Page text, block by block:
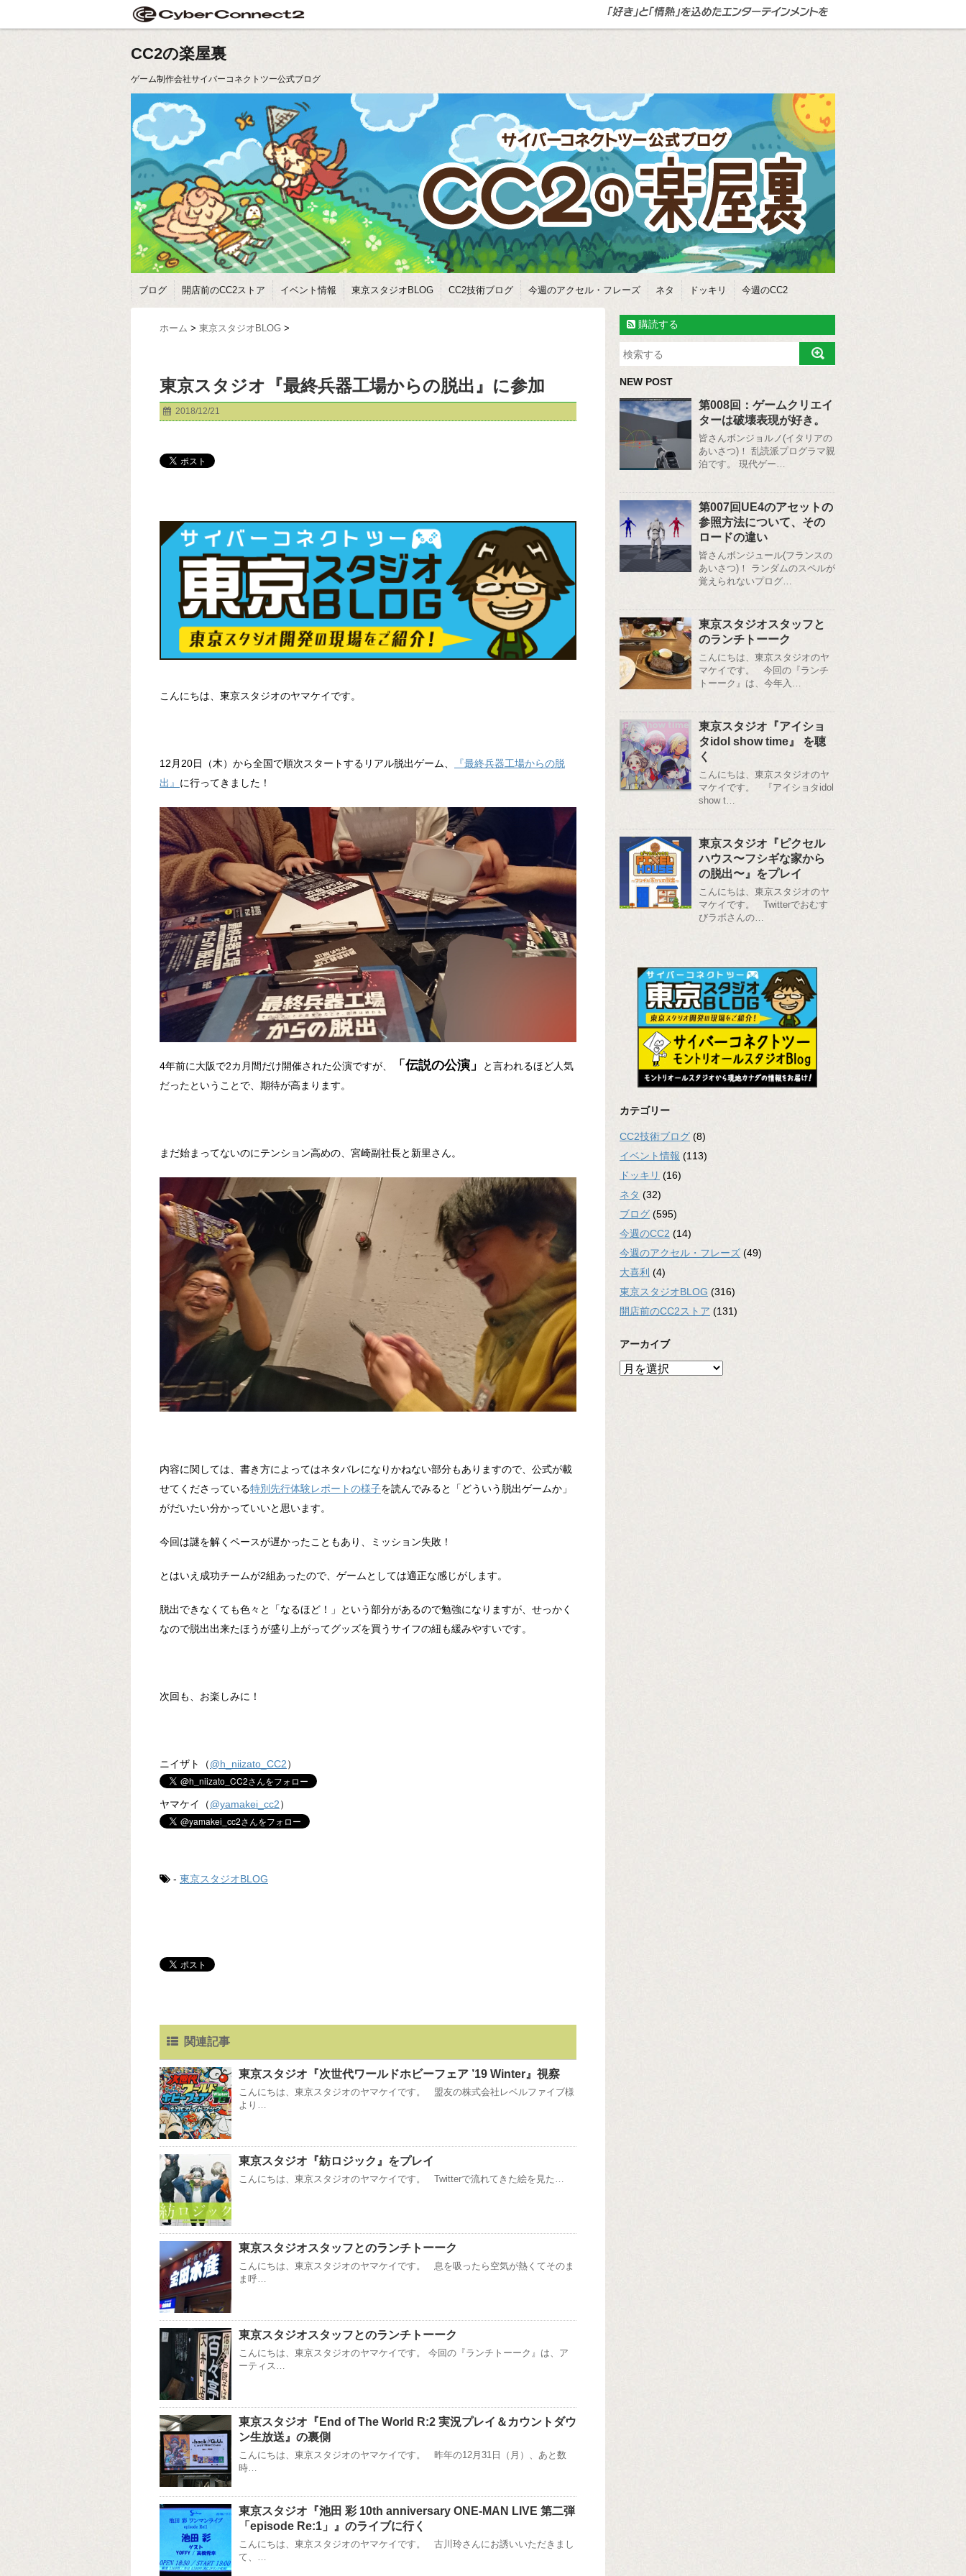
CC2の楽屋裏
ゲーム制作会社サイバーコネクトツー公式ブログ
ブログ 開店前のCC2ストア イベント情報 東京スタジオBLOG CC2技術ブログ 今週のアクセル・フレーズ ネタ ドッキリ 今週のCC2
ホーム > 東京スタジオBLOG >
東京スタジオ『最終兵器工場からの脱出』に参加
2018/12/21
こんにちは、東京スタジオのヤマケイです。
12月20日（木）から全国で順次スタートするリアル脱出ゲーム、
『最終兵器工場からの脱
出』 に行ってきました！
4年前に大阪で2カ月間だけ開催された公演ですが、 「伝説の公演」
と言われるほど人気
だったということで、期待が高まります。
まだ始まってないのにテンション高めの、宮崎副社長と新里さん。
内容に関しては、書き方によってはネタバレになりかねない部分もありますので、公式が載
せてくださっている特別先行体験レポートの様子を読んでみると「どういう脱出ゲームか」
がだいたい分かっていいと思います。
今回は謎を解くペースが遅かったこともあり、ミッション失敗！
とはいえ成功チームが2組あったので、ゲームとしては適正な感じがします。
脱出できなくても色々と「なるほど！」という部分があるので勉強になりますが、せっかく
なので脱出出来たほうが盛り上がってグッズを買うサイフの紐も緩みやすいです。
次回も、お楽しみに！
ニイザト（@h_niizato_CC2）
ヤマケイ（@yamakei_cc2）
- 東京スタジオBLOG
関連記事
東京スタジオ『次世代ワールドホビーフェア ’19 Winter』視察
こんにちは、東京スタジオのヤマケイです。 盟友の株式会社レベルファイブ様
より…
東京スタジオ『紡ロジック』をプレイ
こんにちは、東京スタジオのヤマケイです。 Twitterで流れてきた絵を見た…
東京スタジオスタッフとのランチトーーク
こんにちは、東京スタジオのヤマケイです。 息を吸ったら空気が熱くてそのま
ま呼…
東京スタジオスタッフとのランチトーーク
こんにちは、東京スタジオのヤマケイです。 今回の『ランチトーーク』は、ア
ーティス…
東京スタジオ『End of The World R:2 実況プレイ＆カウントダウ
ン生放送』の裏側
こんにちは、東京スタジオのヤマケイです。 昨年の12月31日（月）、あと数
時…
東京スタジオ『池田 彩 10th anniversary ONE-MAN LIVE 第二弾
「episode Re:1」』のライブに行く
こんにちは、東京スタジオのヤマケイです。 古川玲さんにお誘いいただきまし
て、…
購読する
NEW POST
第008回：ゲームクリエイ
ターは破壊表現が好き。
皆さんボンジョルノ(イタリアの
あいさつ)！ 乱読派プログラマ親
泊です。 現代ゲー…
第007回UE4のアセットの
参照方法について、その
ロードの違い
皆さんボンジュール(フランスの
あいさつ)！ ランダムのスペルが
覚えられないプログ…
東京スタジオスタッフと
のランチトーーク
こんにちは、東京スタジオのヤ
マケイです。 今回の『ランチ
トーーク』は、今年入…
東京スタジオ『アイショ
タidol show time』 を聴
く
こんにちは、東京スタジオのヤ
マケイです。 『アイショタidol
show t…
東京スタジオ『ピクセル
ハウス〜フシギな家から
の脱出〜』をプレイ
こんにちは、東京スタジオのヤ
マケイです。 Twitterでおむす
びラボさんの…
カテゴリー
CC2技術ブログ (8)
イベント情報 (113)
ドッキリ (16)
ネタ (32)
ブログ (595)
今週のCC2 (14)
今週のアクセル・フレーズ (49)
大喜利 (4)
東京スタジオBLOG (316)
開店前のCC2ストア (131)
アーカイブ
ア